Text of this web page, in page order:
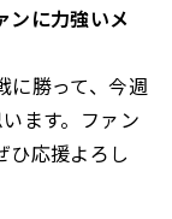
ンに力強いメ
に勝って、今週
ます。ファン
ひ応援よろし